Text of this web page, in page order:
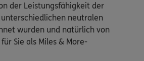
der Leistungsfähigkeit der
neutralen
wurden und natürlich von
Sie als Miles & More-